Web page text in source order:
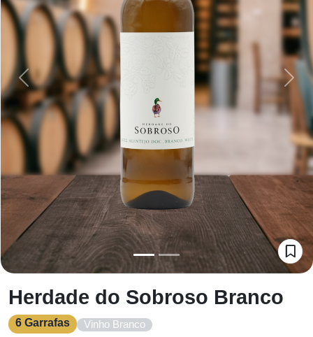
Previous
Herdade do Sobroso Branco
6 Garrafas Vinho Branco